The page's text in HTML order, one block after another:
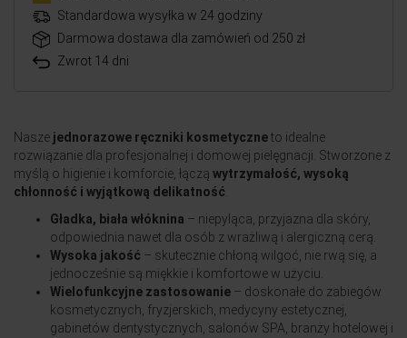
Standardowa wysyłka w 24 godziny
Darmowa dostawa dla zamówień od 250 zł
Zwrot 14 dni
Nasze jednorazowe ręczniki kosmetyczneto idealne
rozwiązanie dla profesjonalnej i domowej pielęgnacji. Stworzone z
myślą o higienie i komforcie, łączą wytrzymałość, wysoką
chłonność i wyjątkową delikatność.
Gładka, biała włóknina – niepyląca, przyjazna dla skóry,
odpowiednia nawet dla osób z wrażliwą i alergiczną cerą.
Wysoka jakość – skutecznie chłoną wilgoć, nie rwą się, a
jednocześnie są miękkie i komfortowe w użyciu.
Wielofunkcyjne zastosowanie – doskonałe do zabiegów
kosmetycznych, fryzjerskich, medycyny estetycznej,
gabinetów dentystycznych, salonów SPA, branży hotelowej i